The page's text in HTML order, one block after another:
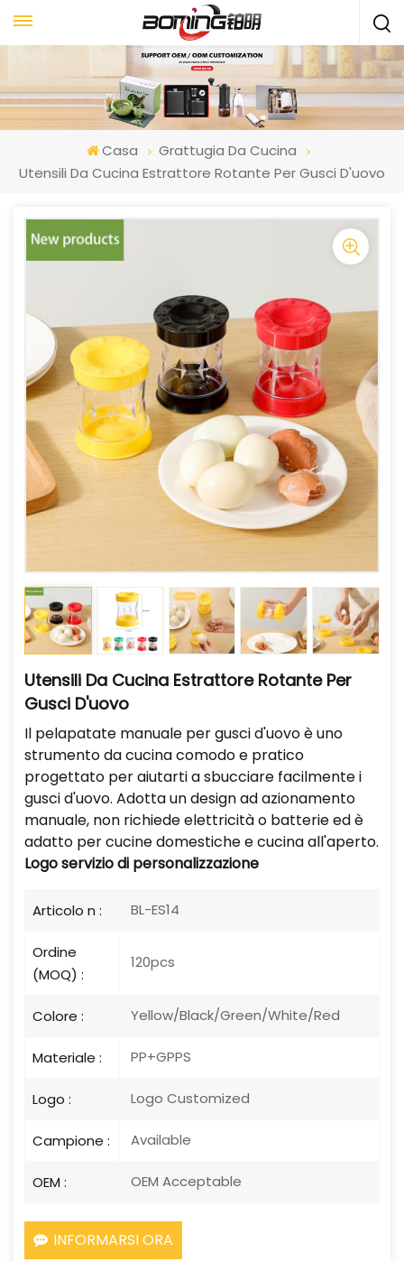
Casa
Grattugia Da Cucina
Utensili Da Cucina Estrattore Rotante Per Gusci D'uovo
Utensili Da Cucina Estrattore Rotante Per
Gusci D'uovo
Il pelapatate manuale per gusci d'uovo è uno
strumento da cucina comodo e pratico
progettato per aiutarti a sbucciare facilmente i
gusci d'uovo. Adotta un design ad azionamento
manuale, non richiede elettricità o batterie ed è
adatto per cucine domestiche e cucina all'aperto.
Logoservizio di personalizzazione
Articolo n : BL-ES14
Ordine
(MOQ) :
120pcs
Colore : Yellow/Black/Green/White/Red
Materiale : PP+GPPS
Logo : Logo Customized
Campione : Available
OEM : OEM Acceptable
INFORMARSI ORA